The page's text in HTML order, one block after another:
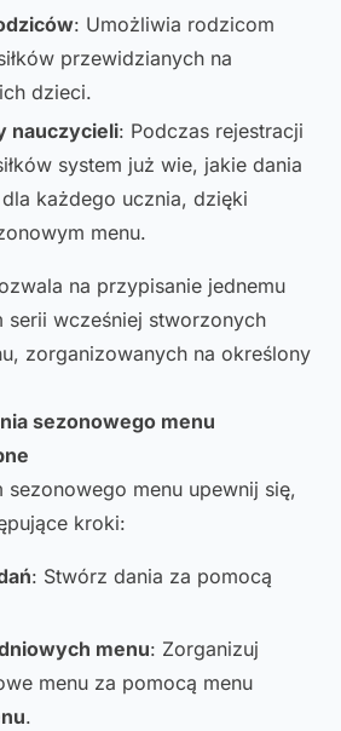
: Umożliwia rodzicom
przewidzianych na
dzieci.
nauczycieli: Podczas rejestracji
system już wie, jakie dania
każdego ucznia, dzięki
menu.
na przypisanie jednemu
serii wcześniej stworzonych
zorganizowanych na określony
sezonowego menu
sezonowego menu upewnij się,
kroki:
: Stwórz dania za pomocą
menu: Zorganizuj
menu za pomocą menu
.